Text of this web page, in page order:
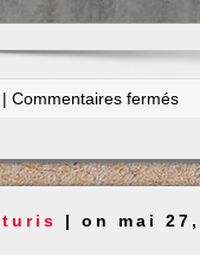
|Commentaires fermés
| on mai